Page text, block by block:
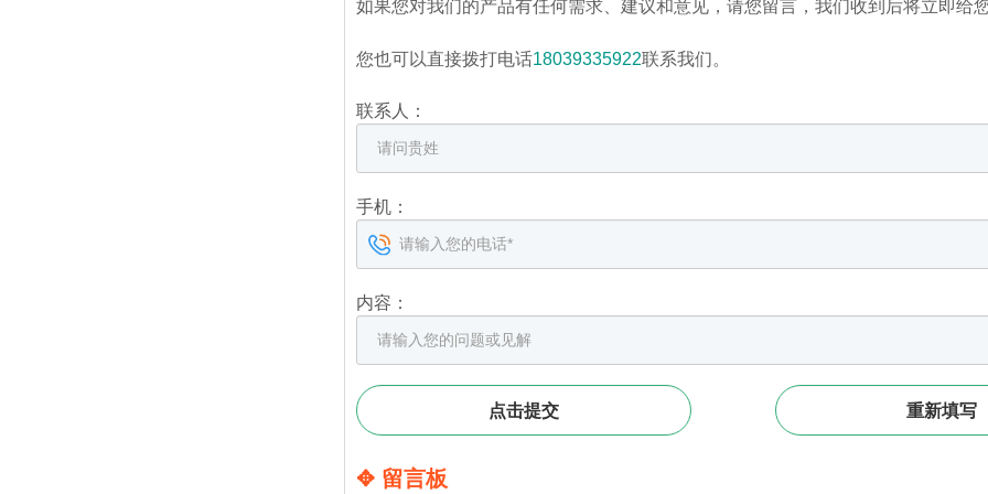
如果您对我们的产品有任何需求、建议和意见，请您留言，我们收到后将立即给
您也可以直接拨打电话18039335922联系我们。
联系人：
手机：
内容：
✥ 留言板